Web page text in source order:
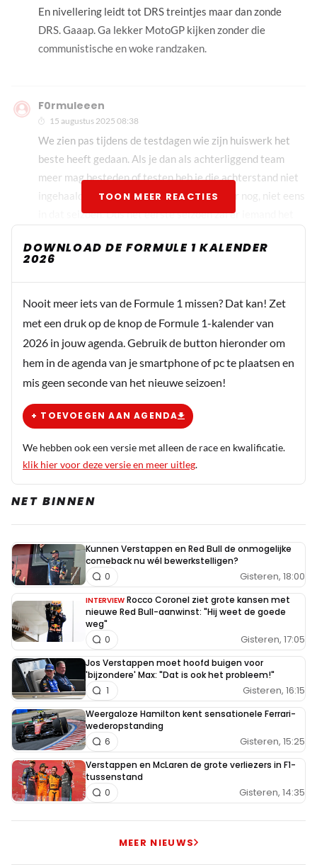
En nivellering leidt tot DRS treintjes maar dan zonde
DRS. Gaaap. Ga lekker MotoGP kijken zonder die
communistische en woke randzaken.
F0rmuleeen
15 augustus 2025 08:38
We zien pas tijdens de testdagen wie zijn huiswerk het
beste heeft gedaan. Als je dan als achterliggend team
meer mag besteden of testen heb je die achterstand niet
ingehaald voor de zomervakantie…. sterker nog, niet eens
in dat seizoen. Dus het eerste seizoen zal er iemand het
Dit bericht is aangepast op:
TOON MEER REACTIES
DOWNLOAD DE FORMULE 1 KALENDER
2026
Nooit meer iets van de Formule 1 missen? Dat kan! Zet
met een druk op de knop de Formule 1-kalender van
2026 in jouw agenda. Gebruik de button hieronder om
hem in de agenda van je smartphone of pc te plaatsen en
mis geen seconde van het nieuwe seizoen!
+ TOEVOEGEN AAN AGENDA
We hebben ook een versie met alleen de race en kwalificatie.
klik hier voor deze versie en meer uitleg.
NET BINNEN
Kunnen Verstappen en Red Bull de onmogelijke
comeback nu wél bewerkstelligen?
Gisteren, 18:00
0
INTERVIEW Rocco Coronel ziet grote kansen met
nieuwe Red Bull-aanwinst: "Hij weet de goede
weg"
Gisteren, 17:05
0
Jos Verstappen moet hoofd buigen voor
'bijzondere' Max: "Dat is ook het probleem!"
Gisteren, 16:15
1
Weergaloze Hamilton kent sensationele Ferrari-
wederopstanding
Gisteren, 15:25
6
Verstappen en McLaren de grote verliezers in F1-
tussenstand
Gisteren, 14:35
0
MEER NIEUWS